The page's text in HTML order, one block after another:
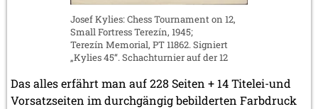
Josef Kylies: Chess Tournament on 12,
Small Fortress Terezín, 1945;
Terezín Memorial, PT 11862. Signiert
„Kylies 45“. Schachturnier auf der 12
Das alles erfährt man auf 228 Seiten + 14 Titelei-und
Vorsatzseiten im durchgängig bebilderten Farbdruck